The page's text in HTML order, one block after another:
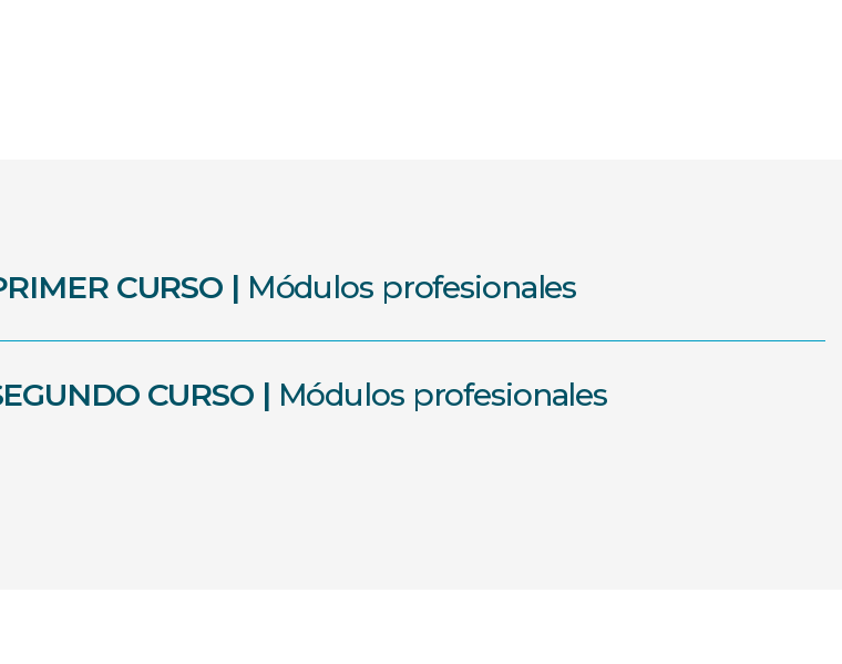
CURSO | Módulos profesionales
CURSO | Módulos profesionales